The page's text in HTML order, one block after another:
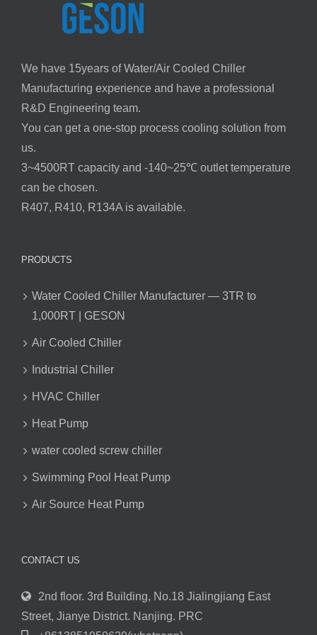
We have 15years of Water/Air Cooled Chiller
Manufacturing experience and have a professional
R&D Engineering team.
You can get a one-stop process cooling solution from
us.
3~4500RT capacity and -140~25℃ outlet temperature
can be chosen.
R407, R410, R134A is available.
PRODUCTS
Water Cooled Chiller Manufacturer — 3TR to
1,000RT | GESON
Air Cooled Chiller
Industrial Chiller
HVAC Chiller
Heat Pump
water cooled screw chiller
Swimming Pool Heat Pump
Air Source Heat Pump
CONTACT US
2nd floor. 3rd Building, No.18 Jialingjiang East
Street, Jianye District. Nanjing. PRC